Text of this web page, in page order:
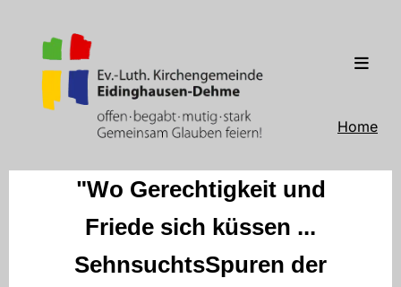
Home
"Wo Gerechtigkeit und
Friede sich küssen ...
SehnsuchtsSpuren der